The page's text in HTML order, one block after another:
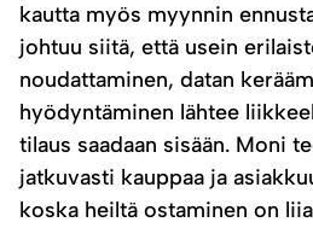
kautta myös myynnin
johtuu siitä, että usein
noudattaminen, datan
hyödyntäminen lähtee
tilaus saadaan sisään. Moni
jatkuvasti kauppaa ja
koska heiltä ostaminen on